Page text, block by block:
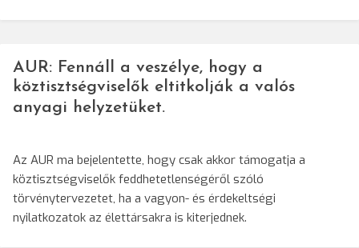
AUR: Fennáll a veszélye, hogy a
köztisztségviselők eltitkolják a valós
anyagi helyzetüket.
Az AUR ma bejelentette, hogy csak akkor támogatja a
köztisztségviselők feddhetetlenségéről szóló
törvénytervezetet, ha a vagyon- és érdekeltségi
nyilatkozatok az élettársakra is kiterjednek.